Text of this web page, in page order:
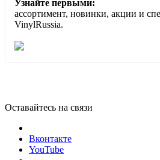
Узнайте первыми:
ассортимент, новинки, акции и
VinylRussia.
Оставайтесь на связи
Вконтакте
YouTube